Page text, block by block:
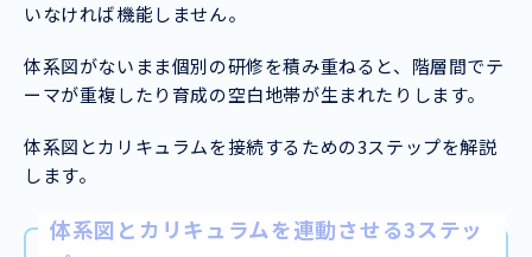
いなければ機能しません。
体系図がないまま個別の研修を積み重ねると、階層間でテ
ーマが重複したり育成の空白地帯が生まれたりします。
体系図とカリキュラムを接続するための3ステップを解説
します。
体系図とカリキュラムを連動させる3ステッ